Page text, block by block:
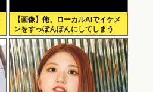
【画像】俺、ローカルAIでイケメ
ンをすっぽんぽんにしてしまう
www